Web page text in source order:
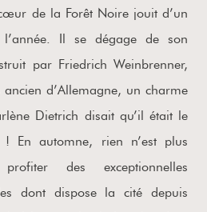
de la Forêt Noire jouit d’un
Il se dégage de son
par Friedrich Weinbrenner,
d’Allemagne, un charme
Dietrich disait qu’il était le
En automne, rien n’est plus
des exceptionnelles
dont dispose la cité depuis